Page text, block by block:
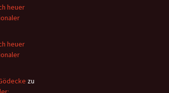
heuer
heuer
zu